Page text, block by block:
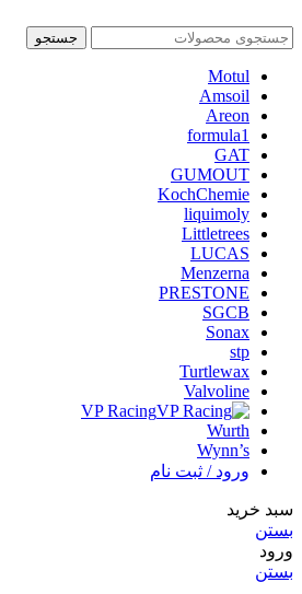
جستجو
Motul
Amsoil
Areon
formula1
GAT
GUMOUT
KochChemie
liquimoly
Littletrees
LUCAS
Menzerna
PRESTONE
SGCB
Sonax
stp
Turtlewax
Valvoline
VP Racing
Wurth
Wynn’s
ورود / ثبت نام
سبد خرید
بستن
ورود
بستن